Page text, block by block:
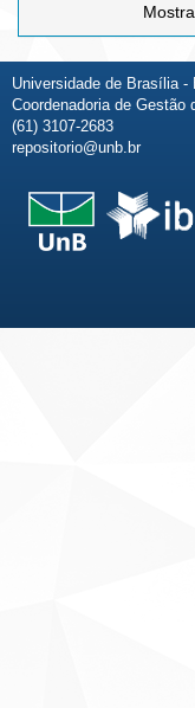
Universidade de Brasília -
Coordenadoria de Gestão
(61) 3107-2683
repositorio@unb.br